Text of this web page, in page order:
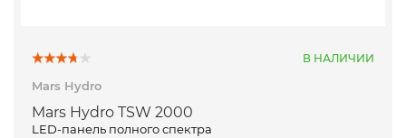
В НАЛИЧИИ
Mars Hydro
Mars Hydro TSW 2000
LED-панель полного спектра